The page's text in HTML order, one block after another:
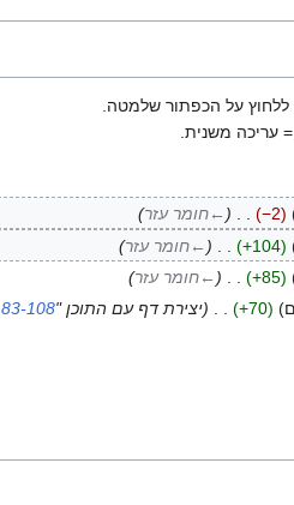
= עריכה משנית.
−2
‏
←‏חומר עזר
+104
‏
←‏חומר עזר
+85
‏
←‏חומר עזר
+70
‏ יצירת דף עם התוכן "83-108 קומבינטוריקה להנדסה